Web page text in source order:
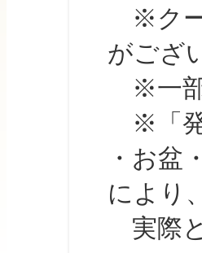
※クール
がござ
※一部
※「発送
・お盆
により
実際と